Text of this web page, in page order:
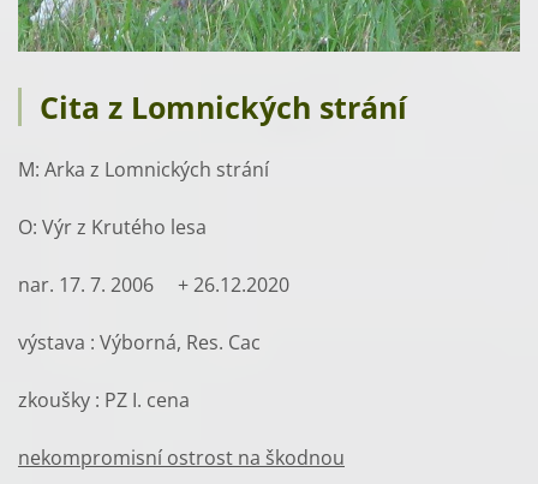
Cita z Lomnických strání
M: Arka z Lomnických strání
O: Výr z Krutého lesa
nar. 17. 7. 2006 + 26.12.2020
výstava : Výborná, Res. Cac
zkoušky : PZ I. cena
nekompromisní ostrost na škodnou